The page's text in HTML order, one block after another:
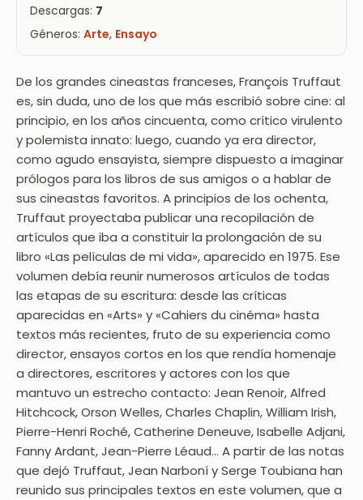
Descargas: 7
Géneros: Arte, Ensayo
De los grandes cineastas franceses, François Truffaut
es, sin duda, uno de los que más escribió sobre cine: al
principio, en los años cincuenta, como crítico virulento
y polemista innato: luego, cuando ya era director,
como agudo ensayista, siempre dispuesto a imaginar
prólogos para los libros de sus amigos o a hablar de
sus cineastas favoritos. A principios de los ochenta,
Truffaut proyectaba publicar una recopilación de
artículos que iba a constituir la prolongación de su
libro «Las películas de mi vida», aparecido en 1975. Ese
volumen debía reunir numerosos artículos de todas
las etapas de su escritura: desde las críticas
aparecidas en «Arts» y «Cahiers du cinéma» hasta
textos más recientes, fruto de su experiencia como
director, ensayos cortos en los que rendía homenaje
a directores, escritores y actores con los que
mantuvo un estrecho contacto: Jean Renoir, Alfred
Hitchcock, Orson Welles, Charles Chaplin, William Irish,
Pierre-Henri Roché, Catherine Deneuve, Isabelle Adjani,
Fanny Ardant, Jean-Pierre Léaud… A partir de las notas
que dejó Truffaut, Jean Narboní y Serge Toubiana han
reunido sus principales textos en este volumen, que a